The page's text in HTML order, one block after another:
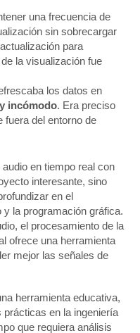
una frecuencia de
sin sobrecargar
para
la visualización fue
los datos en
incómodo. Era preciso
fuera del entorno de
en tiempo real con
interesante, sino
en el
la programación gráfica.
el procesamiento de la
ofrece una herramienta
mejor las señales de
herramienta educativa,
prácticas en la ingeniería
que requiera análisis